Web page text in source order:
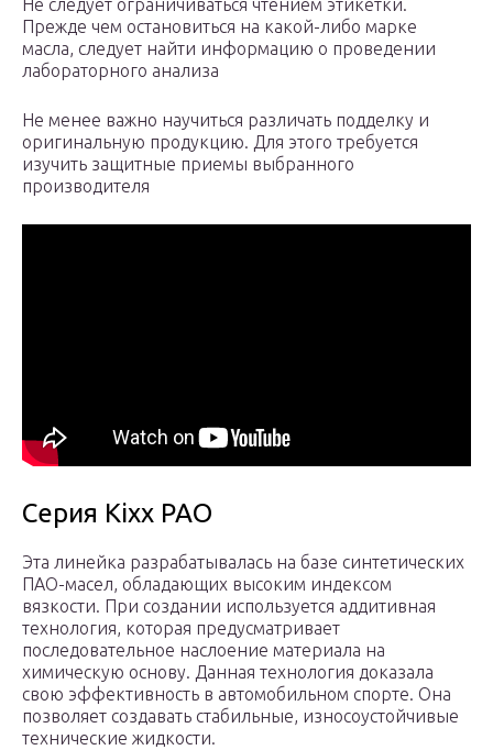
Не следует ограничиваться чтением этикетки.
Прежде чем остановиться на какой-либо марке
масла, следует найти информацию о проведении
лабораторного анализа
Не менее важно научиться различать подделку и
оригинальную продукцию. Для этого требуется
изучить защитные приемы выбранного
производителя
Серия Kixx PAO
Эта линейка разрабатывалась на базе синтетических
ПАО-масел, обладающих высоким индексом
вязкости. При создании используется аддитивная
технология, которая предусматривает
последовательное наслоение материала на
химическую основу. Данная технология доказала
свою эффективность в автомобильном спорте. Она
позволяет создавать стабильные, износоустойчивые
технические жидкости.